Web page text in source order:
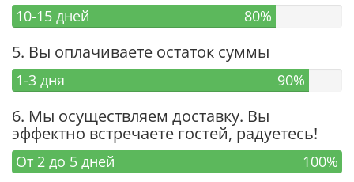
10-15 дней 80%
5. Вы оплачиваете остаток суммы
1-3 дня 90%
6. Мы осуществляем доставку. Вы
эффектно встречаете гостей, радуетесь!
От 2 до 5 дней 100%